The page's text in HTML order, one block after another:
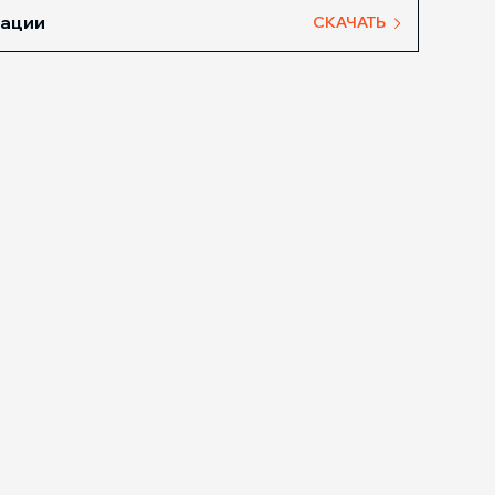
СКАЧАТЬ